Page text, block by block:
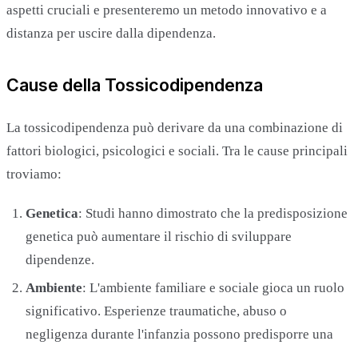
aspetti cruciali e presenteremo un metodo innovativo e a
distanza per uscire dalla dipendenza.
Cause della Tossicodipendenza
La tossicodipendenza può derivare da una combinazione di
fattori biologici, psicologici e sociali. Tra le cause principali
troviamo:
Genetica: Studi hanno dimostrato che la predisposizione
genetica può aumentare il rischio di sviluppare
dipendenze.
Ambiente: L'ambiente familiare e sociale gioca un ruolo
significativo. Esperienze traumatiche, abuso o
negligenza durante l'infanzia possono predisporre una